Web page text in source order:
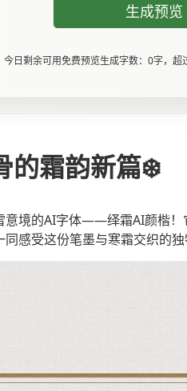
生成预览
今日剩余可用免费预览生成字数：0字，
的霜韵新篇❄️
境的AI字体——绎霜AI颜楷
感受这份笔墨与寒霜交织的